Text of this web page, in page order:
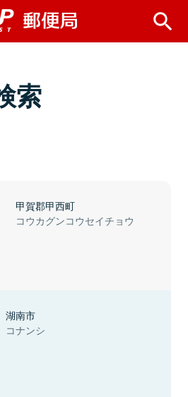
索
甲賀郡甲西町
コウカグンコウセイチョウ
湖南市
コナンシ